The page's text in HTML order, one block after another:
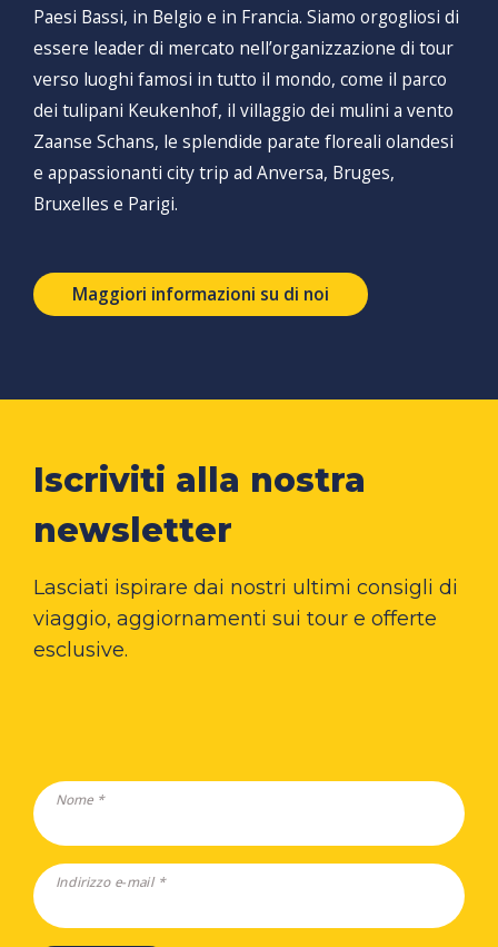
Paesi Bassi, in Belgio e in Francia. Siamo orgogliosi di
essere leader di mercato nell’organizzazione di tour
verso luoghi famosi in tutto il mondo, come il parco
dei tulipani Keukenhof, il villaggio dei mulini a vento
Zaanse Schans, le splendide parate floreali olandesi
e appassionanti city trip ad Anversa, Bruges,
Bruxelles e Parigi.
Maggiori informazioni su di noi
Iscriviti alla nostra
newsletter
Lasciati ispirare dai nostri ultimi consigli di
viaggio, aggiornamenti sui tour e offerte
esclusive.
Nome *
Indirizzo e-mail *